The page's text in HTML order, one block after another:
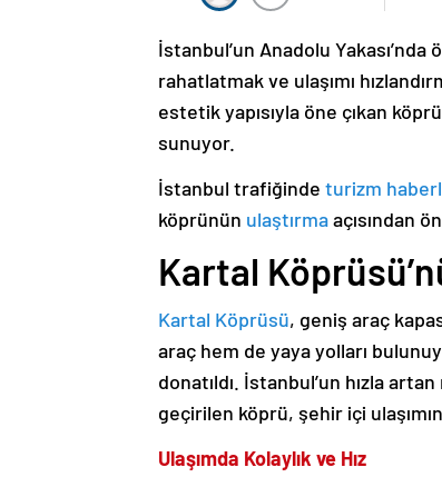
İstanbul’un Anadolu Yakası’nda
rahatlatmak ve ulaşımı
estetik yapısıyla öne çıkan
sunuyor.
İstanbul trafiğinde turizm
köprünün ulaştırmaaçısından
Kartal
Kartal Köprüsü, geniş araç
araç hem de yaya yolları
donatıldı. İstanbul’un hızla
geçirilen köprü, şehir içi
Ulaşımda Kolaylık ve Hız